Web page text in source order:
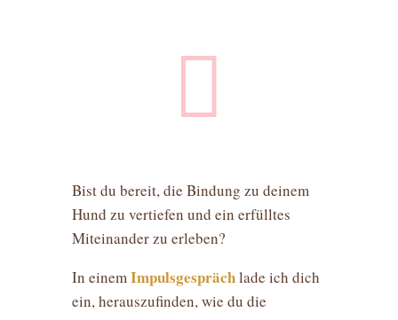

Bist du bereit, die Bindung zu deinem
Hund zu vertiefen und ein erfülltes
Miteinander zu erleben?
In einemImpulsgesprächlade ich dich
ein, herauszufinden, wie du die